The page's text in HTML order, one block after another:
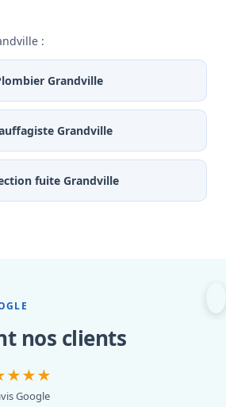
:
Grandville
Grandville
fuite Grandville
nos clients
Google